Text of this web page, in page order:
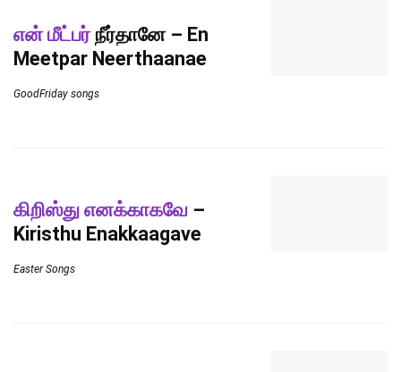
என் மீட்பர்நீர்தானே – En
Meetpar Neerthaanae
GoodFriday songs
கிறிஸ்து எனக்காகவே –
Kiristhu Enakkaagave
Easter Songs